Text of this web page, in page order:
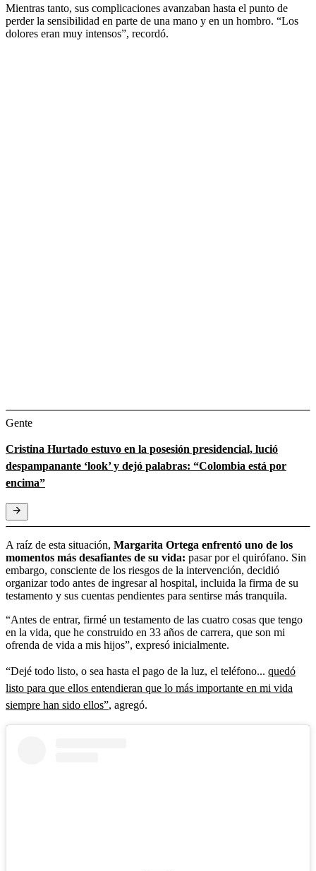
Mientras tanto, sus complicaciones avanzaban hasta el punto de
perder la sensibilidad en parte de una mano y en un hombro. “Los
dolores eran muy intensos”, recordó.
Gente
Cristina Hurtado estuvo en la posesión presidencial, lució
despampanante ‘look’ y dejó palabras: “Colombia está por
encima”
A raíz de esta situación, Margarita Ortega enfrentó uno de los
momentos más desafiantes de su vida: pasar por el quirófano. Sin
embargo, consciente de los riesgos de la intervención, decidió
organizar todo antes de ingresar al hospital, incluida la firma de su
testamento y sus cuentas pendientes para sentirse más tranquila.
“Antes de entrar, firmé un testamento de las cuatro cosas que tengo
en la vida, que he construido en 33 años de carrera, que son mi
ofrenda de vida a mis hijos”, expresó inicialmente.
“Dejé todo listo, o sea hasta el pago de la luz, el teléfono... quedó
listo para que ellos entendieran que lo más importante en mi vida
siempre han sido ellos”, agregó.